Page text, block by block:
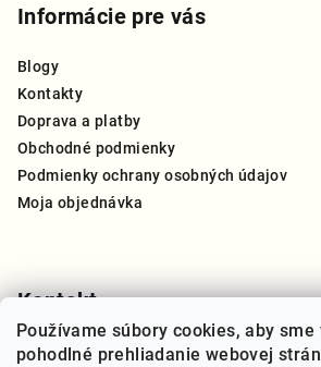
Používame súbory cookies, aby
pohodlné prehliadanie webovej
Informácie pre vás
Blogy
Kontakty
Doprava a platby
Obchodné podmienky
Podmienky ochrany osobných údajov
Moja objednávka
Kontakt
info@thegreat.sk